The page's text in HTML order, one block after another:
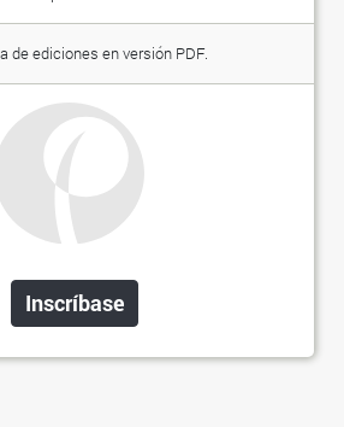
de ediciones en versión PDF.
Inscríbase